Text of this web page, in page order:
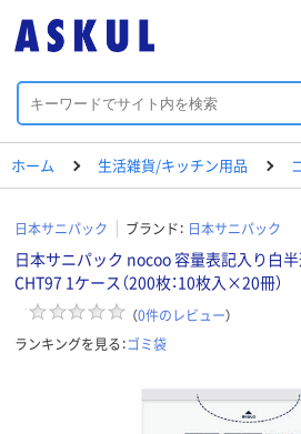
ホーム 生活雑貨/キッチン用品
日本サニパック ブランド： 日本サニパック
日本サニパック nocoo 容量表記入り白
CHT97 1ケース（200枚：10枚入×20冊）
（0件のレビュー）
ランキングを見る：ゴミ袋